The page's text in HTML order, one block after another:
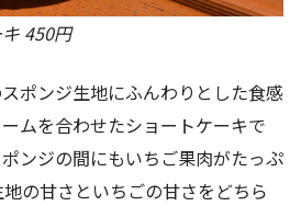
450円
ポンジ生地にふんわりとした食感
ムを合わせたショートケーキで
ンジの間にもいちご果肉がたっぷ
の甘さといちごの甘さをどちら